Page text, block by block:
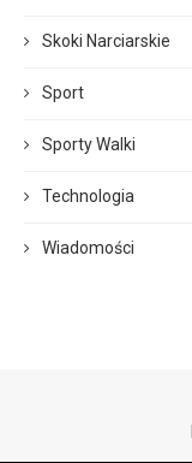
Skoki Narciarskie
Sport
Sporty Walki
Technologia
Wiadomości